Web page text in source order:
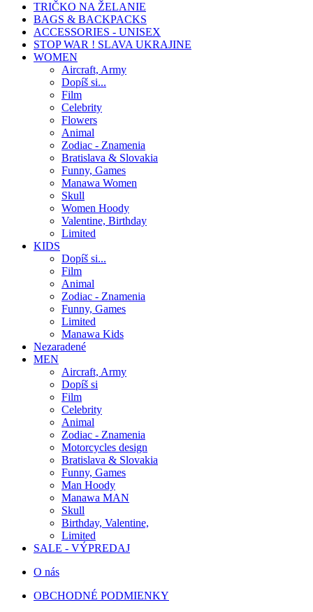
TRIČKO NA ŽELANIE
BAGS & BACKPACKS
ACCESSORIES - UNISEX
STOP WAR ! SLAVA UKRAJINE
WOMEN
Aircraft, Army
Dopíš si...
Film
Celebrity
Flowers
Animal
Zodiac - Znamenia
Bratislava & Slovakia
Funny, Games
Manawa Women
Skull
Women Hoody
Valentine, Birthday
Limited
KIDS
Dopíš si...
Film
Animal
Zodiac - Znamenia
Funny, Games
Limited
Manawa Kids
Nezaradené
MEN
Aircraft, Army
Dopíš si
Film
Celebrity
Animal
Zodiac - Znamenia
Motorcycles design
Bratislava & Slovakia
Funny, Games
Man Hoody
Manawa MAN
Skull
Birthday, Valentine,
Limited
SALE - VÝPREDAJ
O nás
OBCHODNÉ PODMIENKY